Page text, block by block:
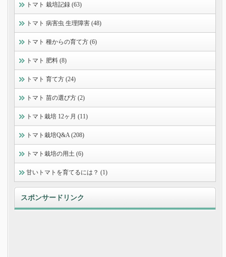
トマト 栽培記録 (63)
トマト 病害虫 生理障害 (48)
トマト 種からの育て方 (6)
トマト 肥料 (8)
トマト 育て方 (24)
トマト 苗の選び方 (2)
トマト栽培 12ヶ月 (11)
トマト栽培Q&A (208)
トマト栽培の用土 (6)
甘いトマトを育てるには？ (1)
スポンサードリンク